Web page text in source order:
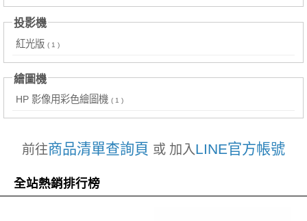
投影機
紅光版 ( 1 )
繪圖機
HP 影像用彩色繪圖機 ( 1 )
前往商品清單查詢頁 或 加入LINE官方帳號
全站熱銷排行榜